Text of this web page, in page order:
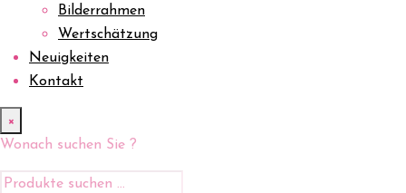
Bilderrahmen
Wertschätzung
Neuigkeiten
Kontakt
×
Wonach suchen Sie ?